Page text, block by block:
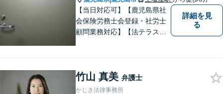
【当日対応可】【鹿児島県社
会保険労務士会登録・社労士
顧問業務対応】【法テラス対
詳細を見
る
竹山 真美 弁護士
かじき法律事務所